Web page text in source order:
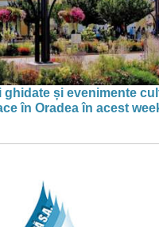
ghidate și evenimente
în Oradea în acest